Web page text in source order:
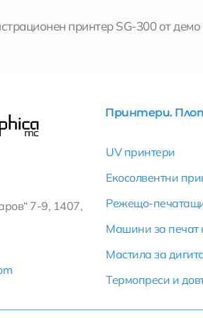
принтер SG-300 от
7-9, 1407,
Принтери.
UV принтери
Екосолвентни
Режещо-
Машини за печат
Мастила за
Термопреси и